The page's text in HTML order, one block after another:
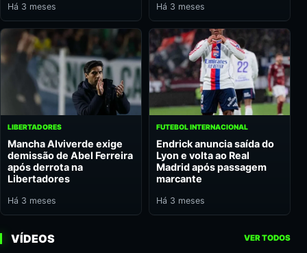
Há 3 meses Há 3 meses
LIBERTADORES
Mancha Alviverde exige
demissão de Abel Ferreira
após derrota na
Libertadores
Há 3 meses
FUTEBOL INTERNACIONAL
Endrick anuncia saída do
Lyon e volta ao Real
Madrid após passagem
marcante
Há 3 meses
VÍDEOS VER TODOS